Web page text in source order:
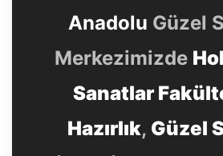
Anadolu Güzel
Merkezimizde
Sanatlar
Hazırlık, Güzel